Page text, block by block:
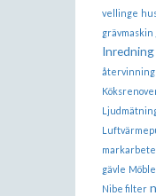
vellinge
grävmaskin
Inredning
återvinning
markarbete
gävle
Nibe filter